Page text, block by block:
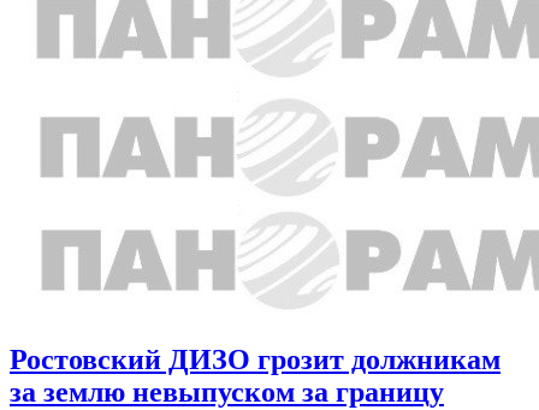
Ростовский ДИЗО грозит должникам
за землю невыпуском за границу